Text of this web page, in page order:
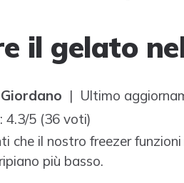
il gelato
| Ultimo
4.3/5 (36 voti)
che il nostro freezer
più basso.